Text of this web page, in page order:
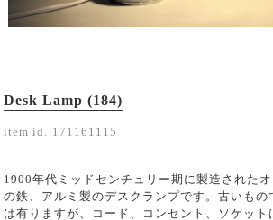
Desk Lamp (184)
item id. 171161115
1900年代ミッドセンチュリー期に製造された
の鉄、アルミ製のデスクランプです。古いもの
は有りますが、コード、コンセント、ソケット